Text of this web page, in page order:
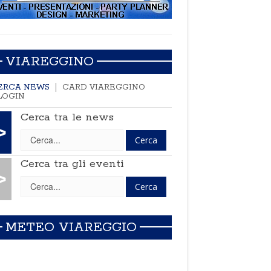
VIAREGGINO
NEWS
CARD VIAREGGINO
Cerca tra le news
Cerca tra gli eventi
METEO VIAREGGIO